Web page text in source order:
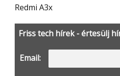
Redmi A3x
Friss tech hírek - értesülj
Email: